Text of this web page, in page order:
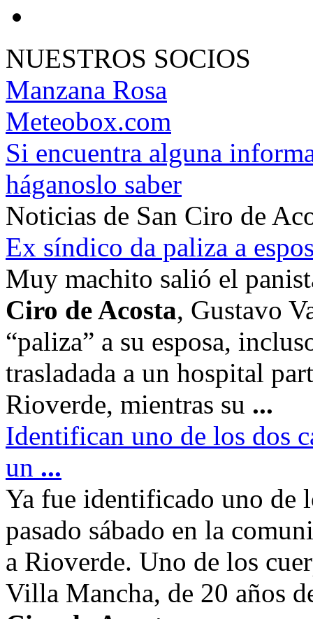
NUESTROS SOCIOS
Manzana Rosa
Meteobox.com
Si encuentra alguna
háganoslo saber
Noticias de San Ciro de
Ex síndico da paliza a
Muy machito salió el
Ciro de Acosta, Gustavo
“paliza” a su esposa,
trasladada a un hospital
Rioverde, mientras su ...
Identifican uno de los dos
un ...
Ya fue identificado uno de
pasado sábado en la
a Rioverde. Uno de los
Villa Mancha, de 20 años